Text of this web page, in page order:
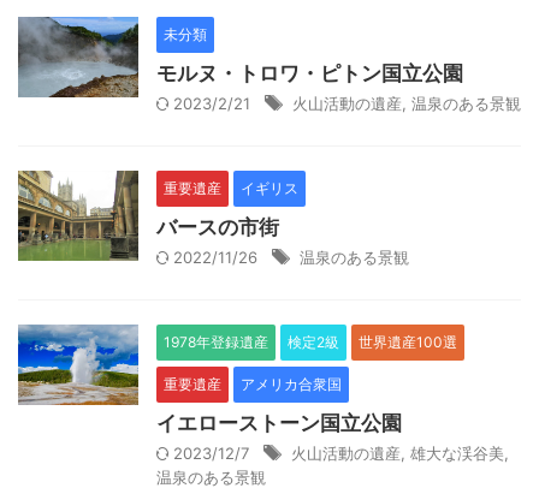
未分類
モルヌ・トロワ・ピトン国立公園
2023/2/21 火山活動の遺産 温泉のある景観
重要遺産 イギリス
バースの市街
2022/11/26 温泉のある景観
1978年登録遺産 検定2級 世界遺産100選
重要遺産 アメリカ合衆国
イエローストーン国立公園
2023/12/7 火山活動の遺産 雄大な渓谷美
温泉のある景観